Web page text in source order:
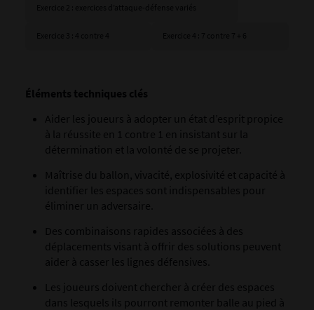
Éléments techniques clés
Aider les joueurs à adopter un état d’esprit propice
à la réussite en 1 contre 1 en insistant sur la
détermination et la volonté de se projeter.
Maîtrise du ballon, vivacité, explosivité et capacité à
identifier les espaces sont indispensables pour
éliminer un adversaire.
Des combinaisons rapides associées à des
déplacements visant à offrir des solutions peuvent
aider à casser les lignes défensives.
Les joueurs doivent chercher à créer des espaces
dans lesquels ils pourront remonter balle au pied à